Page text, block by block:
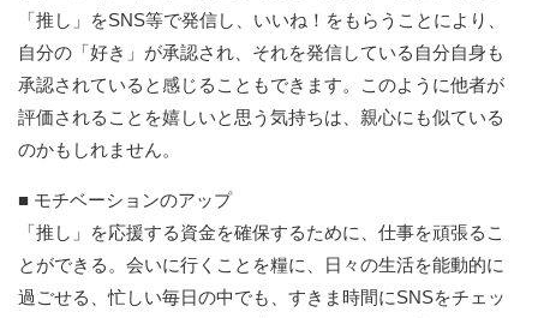
「推し」をSNS等で発信し、いいね！をもらうことにより、
自分の「好き」が承認され、それを発信している自分自身も
承認されていると感じることもできます。このように他者が
評価されることを嬉しいと思う気持ちは、親心にも似ている
のかもしれません。
■ モチベーションのアップ
「推し」を応援する資金を確保するために、仕事を頑張るこ
とができる。会いに行くことを糧に、日々の生活を能動的に
過ごせる、忙しい毎日の中でも、すきま時間にSNSをチェッ